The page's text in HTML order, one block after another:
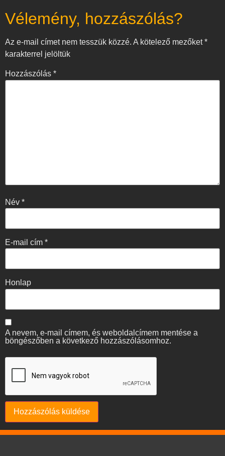
Vélemény, hozzászólás?
Az e-mail címet nem tesszük közzé. A kötelező mezőket*
karakterrel jelöltük
Hozzászólás *
Név *
E-mail cím *
Honlap
A nevem, e-mail címem, és weboldalcímem mentése a
böngészőben a következő hozzászólásomhoz.